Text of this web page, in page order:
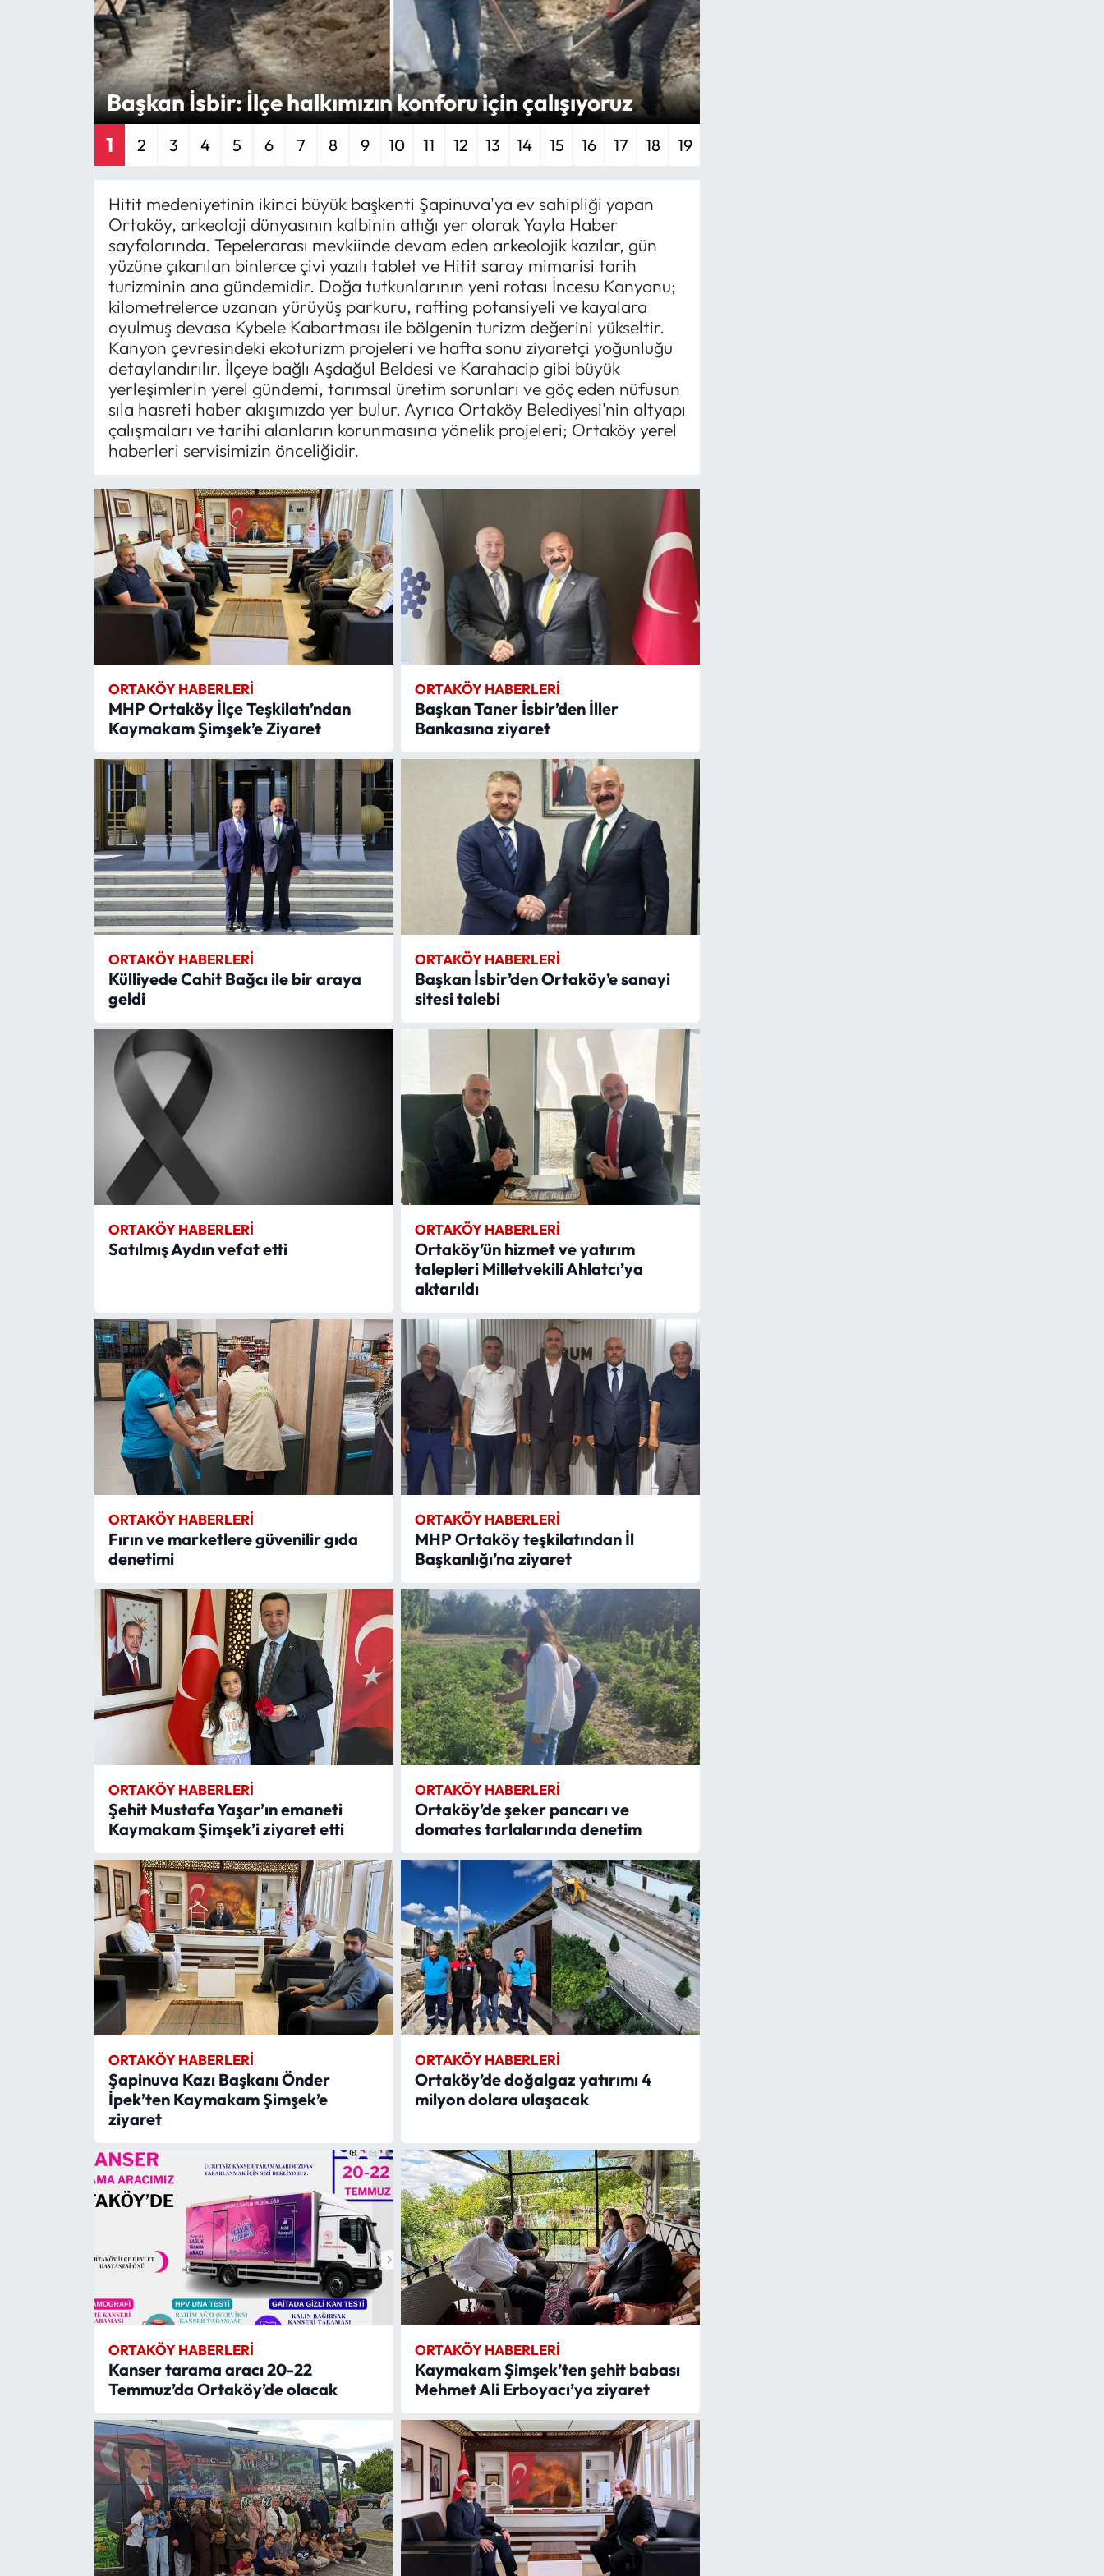
Başkan İsbir: İlçe halkımızın konforu için çalışıyoruz
1 2 3 4 5 6 7 8 9 10 11 12 13 14 15 16 17 18 19
Hitit medeniyetinin ikinci büyük başkenti Şapinuva'ya ev sahipliği yapan
Ortaköy, arkeoloji dünyasının kalbinin attığı yer olarak Yayla Haber
sayfalarında. Tepelerarası mevkiinde devam eden arkeolojik kazılar, gün
yüzüne çıkarılan binlerce çivi yazılı tablet ve Hitit saray mimarisi tarih
turizminin ana gündemidir. Doğa tutkunlarının yeni rotası İncesu Kanyonu;
kilometrelerce uzanan yürüyüş parkuru, rafting potansiyeli ve kayalara
oyulmuş devasa Kybele Kabartması ile bölgenin turizm değerini yükseltir.
Kanyon çevresindeki ekoturizm projeleri ve hafta sonu ziyaretçi yoğunluğu
detaylandırılır. İlçeye bağlı Aşdağul Beldesi ve Karahacip gibi büyük
yerleşimlerin yerel gündemi, tarımsal üretim sorunları ve göç eden nüfusun
sıla hasreti haber akışımızda yer bulur. Ayrıca Ortaköy Belediyesi'nin altyapı
çalışmaları ve tarihi alanların korunmasına yönelik projeleri; Ortaköy yerel
haberleri servisimizin önceliğidir.
ORTAKÖY HABERLERI
MHP Ortaköy İlçe Teşkilatı’ndan
Kaymakam Şimşek’e Ziyaret
ORTAKÖY HABERLERI
Başkan Taner İsbir’den İller
Bankasına ziyaret
ORTAKÖY HABERLERI
Külliyede Cahit Bağcı ile bir araya
geldi
ORTAKÖY HABERLERI
Başkan İsbir’den Ortaköy’e sanayi
sitesi talebi
ORTAKÖY HABERLERI
Satılmış Aydın vefat etti
ORTAKÖY HABERLERI
Ortaköy’ün hizmet ve yatırım
talepleri Milletvekili Ahlatcı’ya
aktarıldı
ORTAKÖY HABERLERI
Fırın ve marketlere güvenilir gıda
denetimi
ORTAKÖY HABERLERI
MHP Ortaköy teşkilatından İl
Başkanlığı’na ziyaret
ORTAKÖY HABERLERI
Şehit Mustafa Yaşar’ın emaneti
Kaymakam Şimşek’i ziyaret etti
ORTAKÖY HABERLERI
Ortaköy’de şeker pancarı ve
domates tarlalarında denetim
ORTAKÖY HABERLERI
Şapinuva Kazı Başkanı Önder
İpek’ten Kaymakam Şimşek’e
ziyaret
ORTAKÖY HABERLERI
Ortaköy’de doğalgaz yatırımı 4
milyon dolara ulaşacak
ORTAKÖY HABERLERI
Kanser tarama aracı 20-22
Temmuz’da Ortaköy’de olacak
ORTAKÖY HABERLERI
Kaymakam Şimşek’ten şehit babası
Mehmet Ali Erboyacı’ya ziyaret
Ekonomi
İskilip Haberleri
Kargı Haberleri
Kültür Sanat
Laçin Haberleri
Mecitözü Haberleri
Oğuzlar Haberleri
Ortaköy Haberleri
Osmancık Haberleri
Otomotiv
Resmi İlan
Sungurlu Haberleri
Uğurludağ Haberleri
Yayla Haber
Yemek Tarifleri
Yerel Haberler